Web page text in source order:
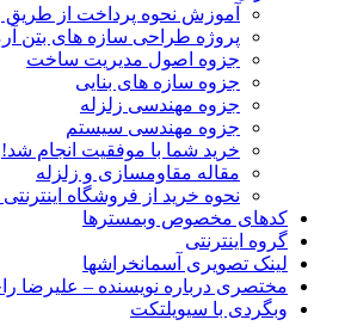
آموزش نحوه پرداخت از طریق
پروژه طراحی سازه های بتن
جزوه اصول مدیریت ساخت
جزوه سازه های بنایی
جزوه مهندسی زلزله
جزوه مهندسی سیستم
خرید شما با موفقیت انجام شد!
مقاله مقاومسازی و زلزله
نحوه خرید از فروشگاه
کدهای مخصوص وبمسترها
گروه اینترنتی
لینک تصویری آسمانخراشها
مختصری درباره نویسنده – علیرضا
وبگردی با سیویلتکت